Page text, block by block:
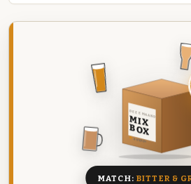
DEZE MAAND
MIX
BOX
8 BIEREN
MATCH: BITTER &